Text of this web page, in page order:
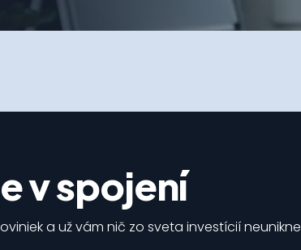
v spojení
a už vám nič zo sveta investícií neunikne